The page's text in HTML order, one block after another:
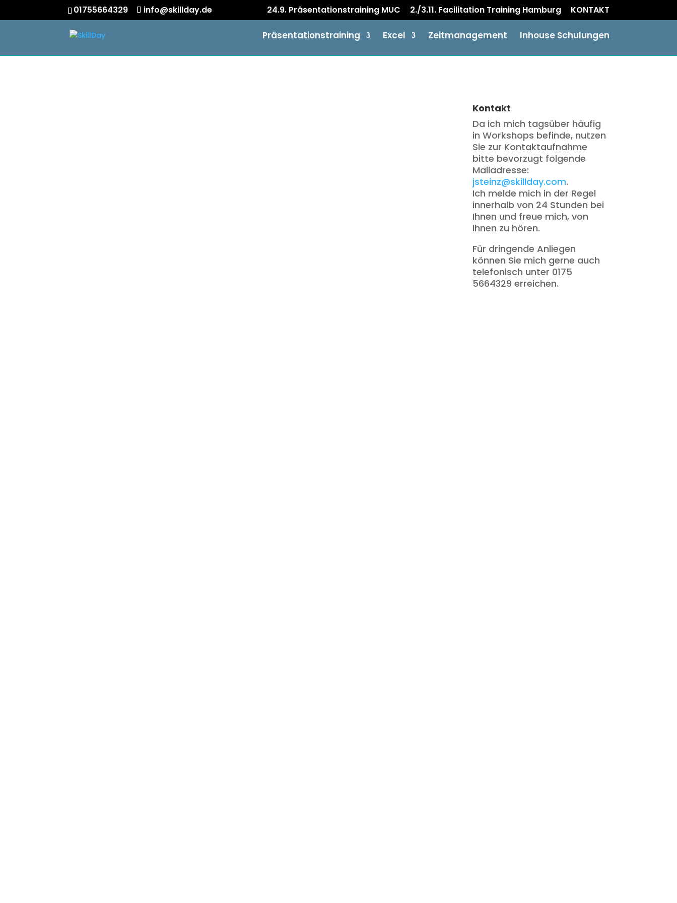
01755664329 info@skillday.de 24.9. Präsentationstraining MUC 2./3.11. Facilitation Training Hamburg KONTAKT
Präsentationstraining Excel Zeitmanagement Inhouse Schulungen
Kontakt
Da ich mich tagsüber häufig
in Workshops befinde, nutzen
Sie zur Kontaktaufnahme
bitte bevorzugt folgende
Mailadresse:
jsteinz@skillday.com.
Ich melde mich in der Regel
innerhalb von 24 Stunden bei
Ihnen und freue mich, von
Ihnen zu hören.
Für dringende Anliegen
können Sie mich gerne auch
telefonisch unter 0175
5664329 erreichen.